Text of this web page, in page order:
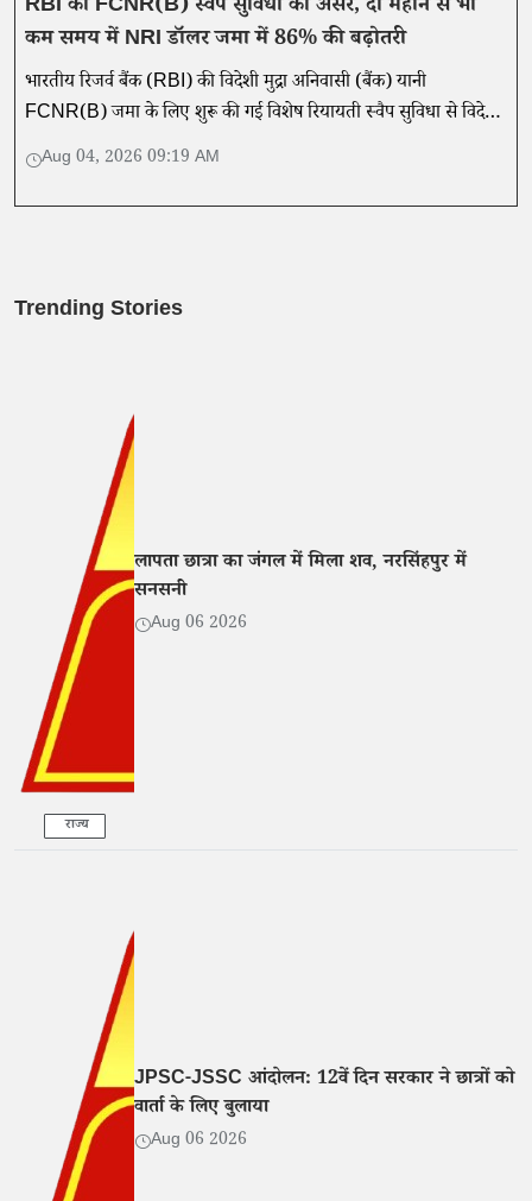
RBI की FCNR(B) स्वैप सुविधा का असर, दो महीने से भी
कम समय में NRI डॉलर जमा में 86% की बढ़ोतरी
भारतीय रिजर्व बैंक (RBI) की विदेशी मुद्रा अनिवासी (बैंक) यानी
FCNR(B) जमा के लिए शुरू की गई विशेष रियायती स्वैप सुविधा से विदेशी
मुद्रा प्रवाह में तेजी आई है।
Aug 04, 2026 09:19 AM
Trending Stories
राज्य
लापता छात्रा का जंगल में मिला शव, नरसिंहपुर में
सनसनी
Aug 06 2026
JPSC-JSSC आंदोलन: 12वें दिन सरकार ने छात्रों को
वार्ता के लिए बुलाया
Aug 06 2026